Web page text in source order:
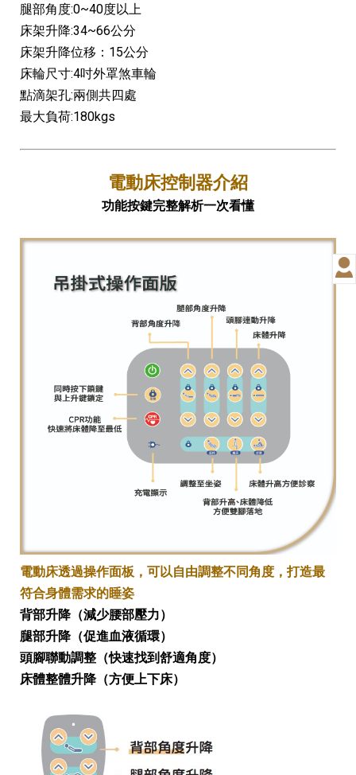
腿部角度:0~40度以上
床架升降:34~66公分
床架升降位移：15公分
床輪尺寸:4吋外罩煞車輪
點滴架孔:兩側共四處
最大負荷:180kgs
電動床控制器介紹
功能按鍵完整解析一次看懂
電動床透過操作面板，可以自由調整不同角度，打造最
符合身體需求的睡姿
背部升降（減少腰部壓力）
腿部升降（促進血液循環）
頭腳聯動調整（快速找到舒適角度）
床體整體升降（方便上下床）